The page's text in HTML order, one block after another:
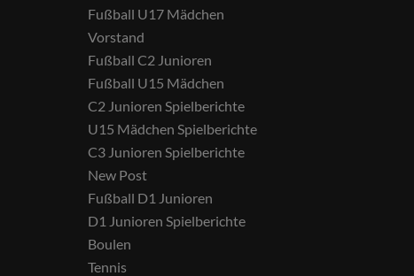
Fußball U17 Mädchen
Vorstand
Fußball C2 Junioren
Fußball U15 Mädchen
C2 Junioren Spielberichte
U15 Mädchen Spielberichte
C3 Junioren Spielberichte
New Post
Fußball D1 Junioren
D1 Junioren Spielberichte
Boulen
Tennis